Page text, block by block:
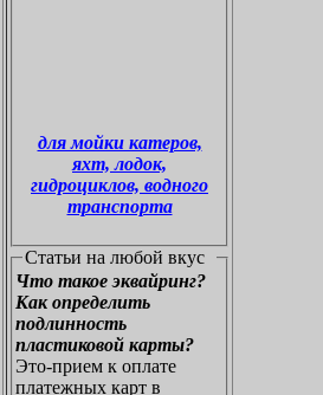
для мойки катеров,
яхт, лодок,
гидроциклов, водного
транспорта
Статьи на любой вкус
Что такое эквайринг?
Как определить
подлинность
пластиковой карты?
Это-прием к оплате
платежных карт в